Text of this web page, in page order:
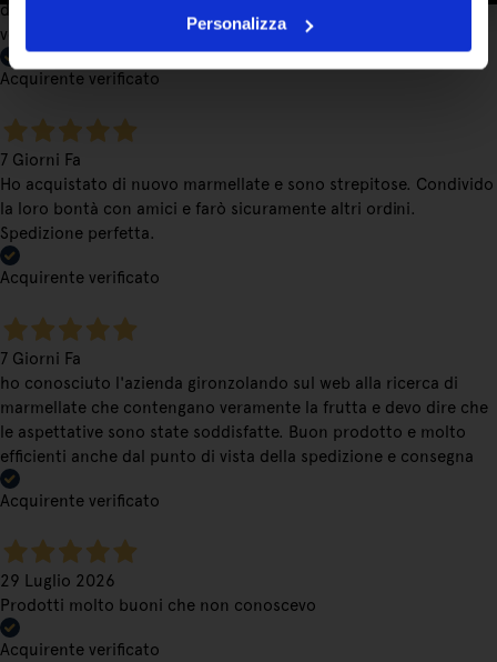
Personalizza
deliziosa. Le mie preferite sono arancia, visciole e fragola, ma
volendo si può osare di più con una vasta gamma di gusti.
Acquirente verificato
7 Giorni Fa
Ho acquistato di nuovo marmellate e sono strepitose. Condivido
la loro bontà con amici e farò sicuramente altri ordini.
Spedizione perfetta.
Acquirente verificato
7 Giorni Fa
ho conosciuto l'azienda gironzolando sul web alla ricerca di
marmellate che contengano veramente la frutta e devo dire che
le aspettative sono state soddisfatte. Buon prodotto e molto
efficienti anche dal punto di vista della spedizione e consegna
Acquirente verificato
29 Luglio 2026
Prodotti molto buoni che non conoscevo
Acquirente verificato